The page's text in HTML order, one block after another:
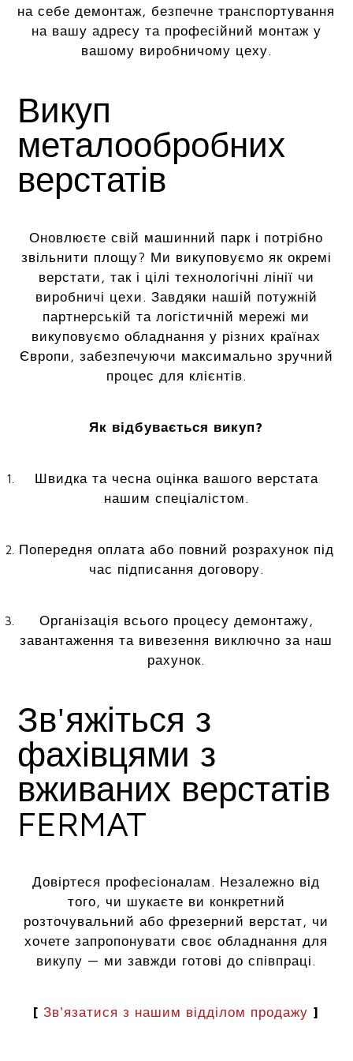
на себе демонтаж, безпечне транспортування
на вашу адресу та професійний монтаж у
вашому виробничому цеху.
Викуп
металообробних
верстатів
Оновлюєте свій машинний парк і потрібно
звільнити площу? Ми викуповуємо як окремі
верстати, так і цілі технологічні лінії чи
виробничі цехи. Завдяки нашій потужній
партнерській та логістичній мережі ми
викуповуємо обладнання у різних країнах
Європи, забезпечуючи максимально зручний
процес для клієнтів.
Як відбувається викуп?
Швидка та чесна оцінка вашого верстата
нашим спеціалістом.
Попередня оплата або повний розрахунок під
час підписання договору.
Організація всього процесу демонтажу,
завантаження та вивезення виключно за наш
рахунок.
Зв'яжіться з
фахівцями з
вживаних верстатів
FERMAT
Довіртеся професіоналам. Незалежно від
того, чи шукаєте ви конкретний
розточувальний або фрезерний верстат, чи
хочете запропонувати своє обладнання для
викупу — ми завжди готові до співпраці.
[Зв'язатися з нашим відділом продажу ]